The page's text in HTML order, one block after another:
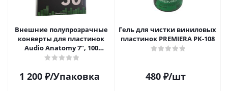
Внешние полупрозрачные
конверты для пластинок
Audio Anatomy 7", 100
микрон, полиэтилен (50 шт)
1 200₽/Упаковка
Гель для чистки виниловых
пластинок PREMIERA PK-108
480 ₽/шт